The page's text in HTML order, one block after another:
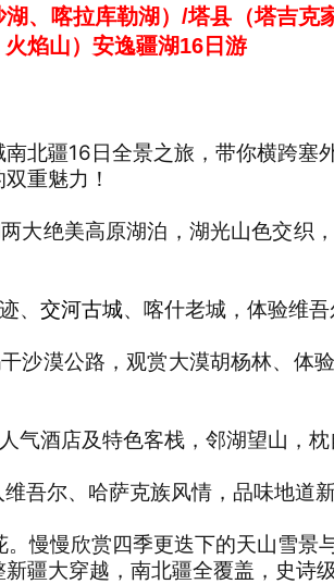
、喀拉库勒湖）/塔县（塔吉
焰山）安逸疆湖16日游
北疆16日全景之旅，带你横跨
重魅力！
大绝美高原湖泊，湖光山色交织
、 交河古城、喀什老城，体验维
沙漠公路，观赏大漠胡杨林、体
气酒店及特色客栈，邻湖望山，枕
吾尔、哈萨克族风情，品味地道
慢慢欣赏四季更迭下的天山雪景
疆大穿越，南北疆全覆盖，史诗